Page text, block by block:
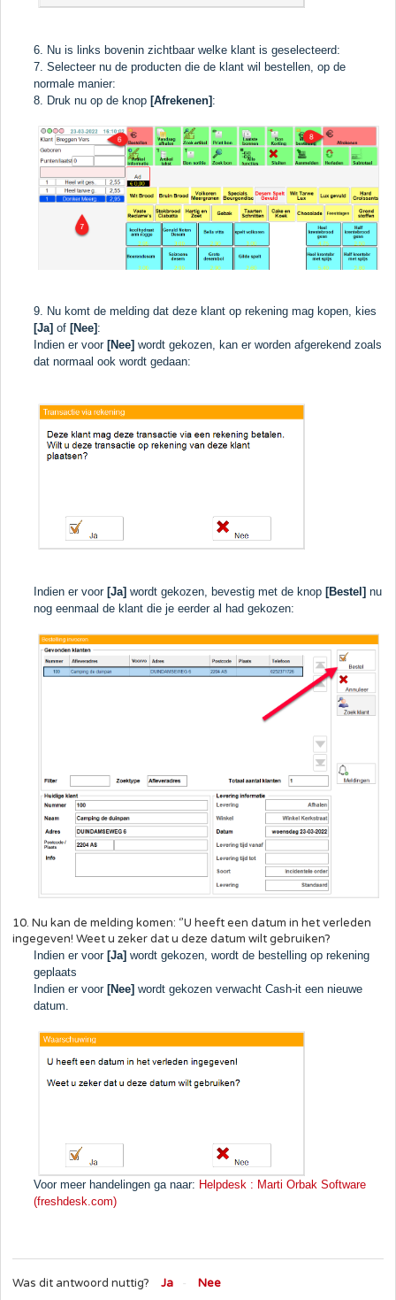
6. Nu is links bovenin zichtbaar welke klant is geselecteerd:
7. Selecteer nu de producten die de klant wil bestellen, op de
normale manier:
8. Druk nu op de knop [Afrekenen] :
9. Nu komt de melding dat deze klant op rekening mag kopen, kies
[Ja] of [Nee] :
Indien er voor [Nee] wordt gekozen, kan er worden afgerekend zoals
dat normaal ook wordt gedaan:
Indien er voor [Ja] wordt gekozen, bevestig met de knop [Bestel] nu
nog eenmaal de klant die je eerder al had gekozen:
10. Nu kan de melding komen: ‘’U heeft een datum in het verleden
ingegeven! Weet u zeker dat u deze datum wilt gebruiken?
Indien er voor [Ja] wordt gekozen, wordt de bestelling op rekening
geplaats
Indien er voor [Nee] wordt gekozen verwacht Cash-it een nieuwe
datum.
Voor meer handelingen ga naar: Helpdesk : Marti Orbak Software
(freshdesk.com)
Was dit antwoord nuttig? Ja Nee